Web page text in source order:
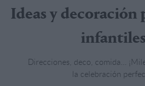
Ideas y decoración
infantiles
Direcciones, deco, comida...
la celebración